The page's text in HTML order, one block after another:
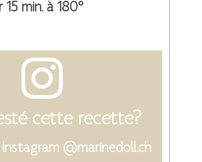
min. à 180°
cette recette?
Instagram @marinedoll.ch